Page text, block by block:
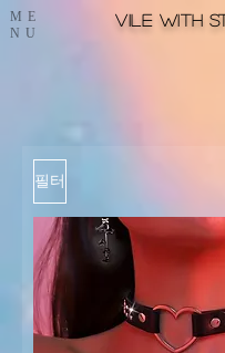
ME
NU
Vile with
필터